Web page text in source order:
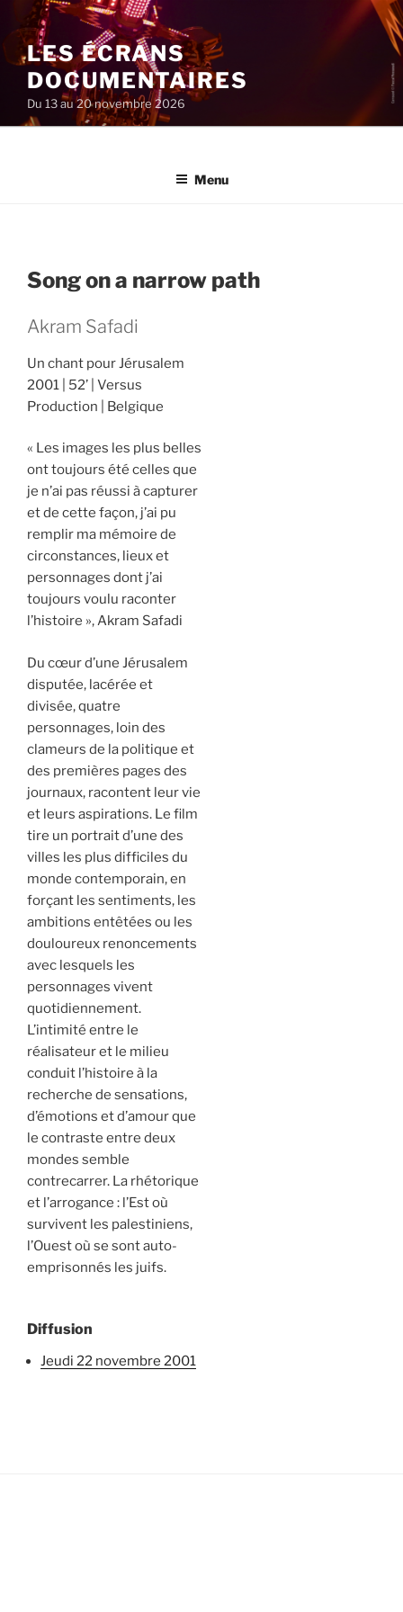
au
contenu
principal
LES ÉCRANS
DOCUMENTAIRES
Du 13 au 20 novembre 2026
Menu
Song on a narrow path
Akram Safadi
Un chant pour Jérusalem
2001
52’ Versus
Production
Belgique
« Les images les plus belles
ont toujours été celles que
je n’ai pas réussi à capturer
et de cette façon, j’ai pu
remplir ma mémoire de
circonstances, lieux et
personnages dont j’ai
toujours voulu raconter
l’histoire », Akram Safadi
Du cœur d’une Jérusalem
disputée, lacérée et
divisée, quatre
personnages, loin des
clameurs de la politique et
des premières pages des
journaux, racontent leur vie
et leurs aspirations. Le film
tire un portrait d’une des
villes les plus difficiles du
monde contemporain, en
forçant les sentiments, les
ambitions entêtées ou les
douloureux renoncements
avec lesquels les
personnages vivent
quotidiennement.
L’intimité entre le
réalisateur et le milieu
conduit l’histoire à la
recherche de sensations,
d’émotions et d’amour que
le contraste entre deux
mondes semble
contrecarrer. La rhétorique
et l’arrogance : l’Est où
survivent les palestiniens,
l’Ouest où se sont auto-
emprisonnés les juifs.
Diffusion
jeudi 22 novembre 2001